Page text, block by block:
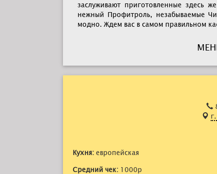
заслуживают приготовленные здесь
нежный Профитроль, незабываемые
модно. Ждем вас в самом правильном
Кухня: европейская
Средний чек: 1000р